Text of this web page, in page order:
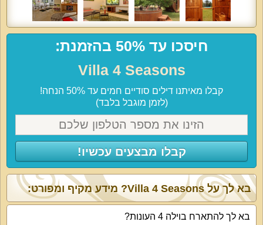
חיסכו עד 50% בהזמנת:
Villa 4 Seasons
קבלו מאיתנו דילים סודיים חמים עד 50% הנחה!
(לזמן מוגבל בלבד)
קבלו מבצעים עכשיו!
בא לך על Villa 4 Seasons? מידע מקיף ומפורט:
בא לך להתארח בוילה 4 העונות?